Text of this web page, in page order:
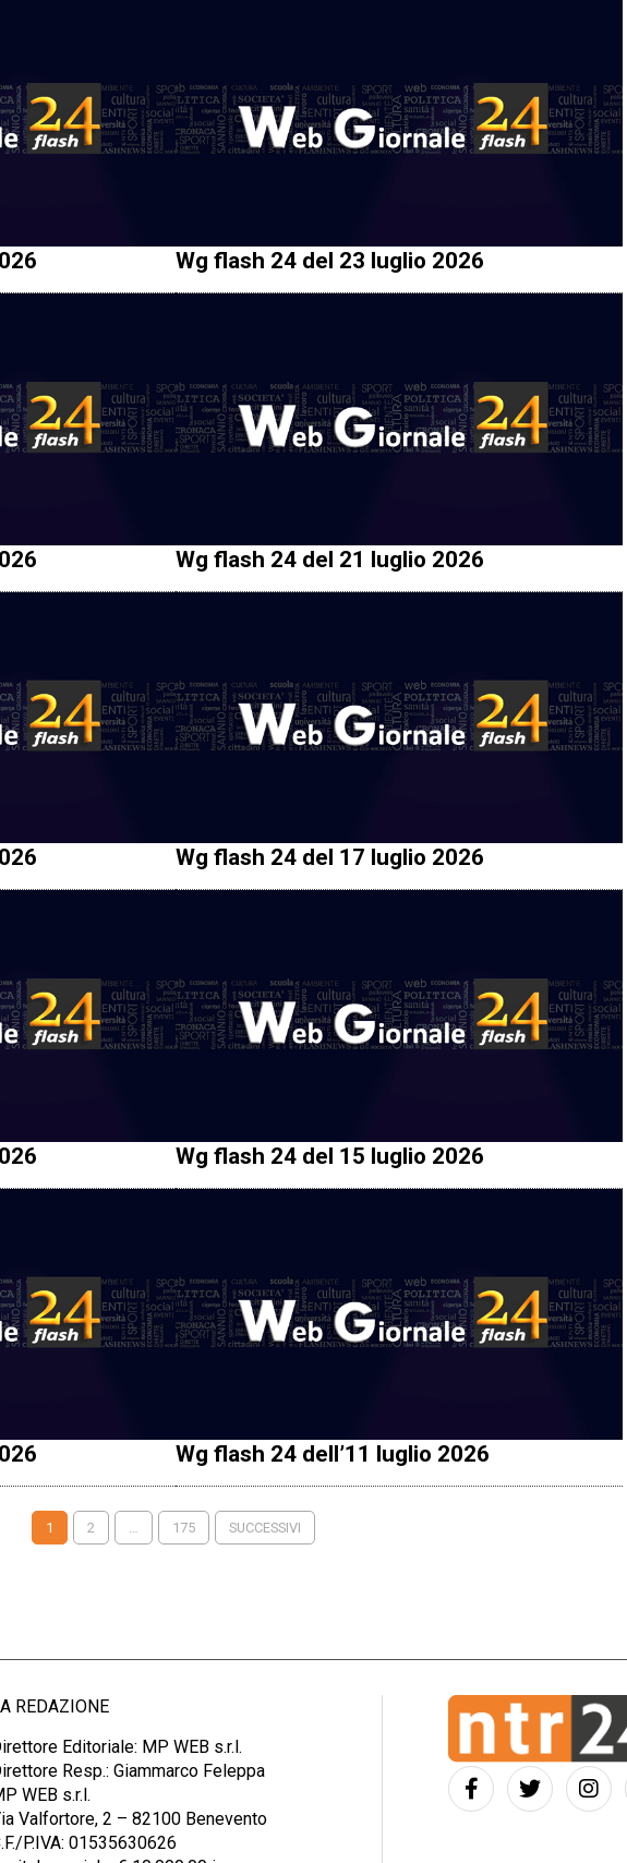
Wg flash 24 del 23 luglio 2026
Wg flash 24 del 21 luglio 2026
Wg flash 24 del 17 luglio 2026
Wg flash 24 del 15 luglio 2026
Wg flash 24 dell’11 luglio 2026
NAVIGAZIONE
ARTICOLI
1 2 … 175 SUCCESSIVI
REDAZIONE
Editoriale: MP WEB s.r.l.
Resp.: Giammarco Feleppa
WEB s.r.l.
Valfortore, 2 – 82100 Benevento
P.IVA: 01535630626